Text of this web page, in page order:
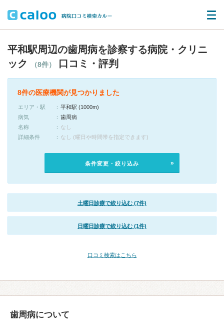
平和駅周辺の歯周病を診察する病院・クリニ
ック
（8件） 口コミ・評判
8件の医療機関が見つかりました
エリア・駅
平和駅 (1000m)
病気
歯周病
名称
なし
詳細条件
なし (曜日や時間帯を指定できます)
条件変更・絞り込み
土曜日診療で絞り込む (7件)
日曜日診療で絞り込む (1件)
口コミ検索はこちら
歯周病について